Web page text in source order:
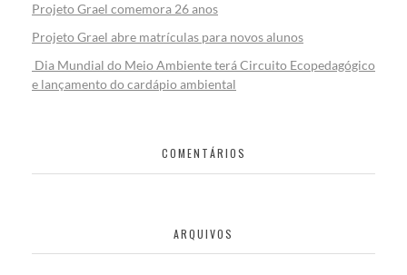
Projeto Grael comemora 26 anos
Projeto Grael abre matrículas para novos alunos
Dia Mundial do Meio Ambiente terá Circuito Ecopedagógico
e lançamento do cardápio ambiental
COMENTÁRIOS
ARQUIVOS